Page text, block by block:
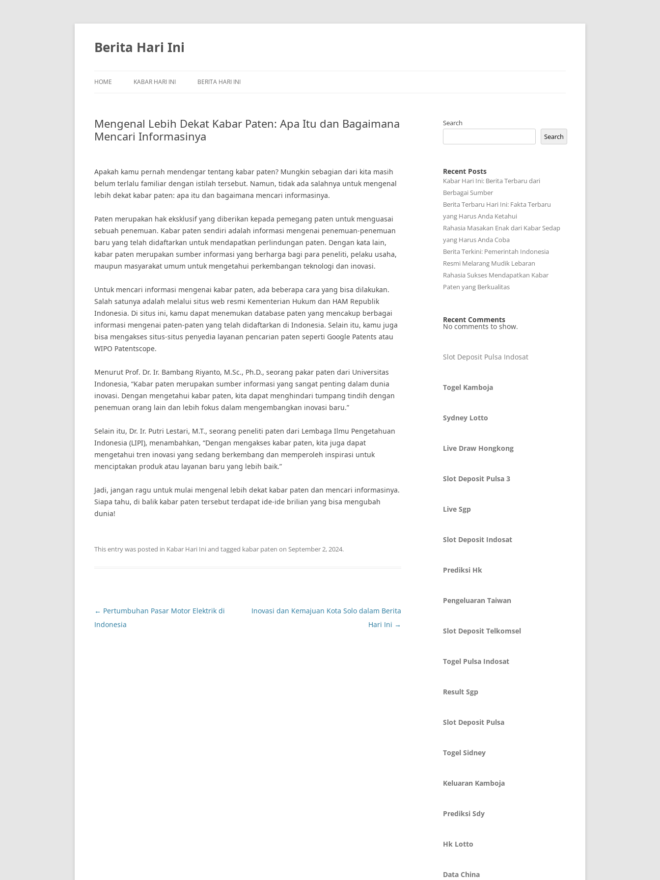
Skip
content
Berita Hari Ini
HOME KABAR HARI INI BERITA HARI INI
Mengenal Lebih Dekat Kabar Paten: Apa Itu dan Bagaimana
Mencari Informasinya
Apakah kamu pernah mendengar tentang kabar paten? Mungkin sebagian dari kita masih
belum terlalu familiar dengan istilah tersebut. Namun, tidak ada salahnya untuk mengenal
lebih dekat kabar paten: apa itu dan bagaimana mencari informasinya.
Paten merupakan hak eksklusif yang diberikan kepada pemegang paten untuk menguasai
sebuah penemuan. Kabar paten sendiri adalah informasi mengenai penemuan-penemuan
baru yang telah didaftarkan untuk mendapatkan perlindungan paten. Dengan kata lain,
kabar paten merupakan sumber informasi yang berharga bagi para peneliti, pelaku usaha,
maupun masyarakat umum untuk mengetahui perkembangan teknologi dan inovasi.
Untuk mencari informasi mengenai kabar paten, ada beberapa cara yang bisa dilakukan.
Salah satunya adalah melalui situs web resmi Kementerian Hukum dan HAM Republik
Indonesia. Di situs ini, kamu dapat menemukan database paten yang mencakup berbagai
informasi mengenai paten-paten yang telah didaftarkan di Indonesia. Selain itu, kamu juga
bisa mengakses situs-situs penyedia layanan pencarian paten seperti Google Patents atau
WIPO Patentscope.
Menurut Prof. Dr. Ir. Bambang Riyanto, M.Sc., Ph.D., seorang pakar paten dari Universitas
Indonesia, “Kabar paten merupakan sumber informasi yang sangat penting dalam dunia
inovasi. Dengan mengetahui kabar paten, kita dapat menghindari tumpang tindih dengan
penemuan orang lain dan lebih fokus dalam mengembangkan inovasi baru.”
Selain itu, Dr. Ir. Putri Lestari, M.T., seorang peneliti paten dari Lembaga Ilmu Pengetahuan
Indonesia (LIPI), menambahkan, “Dengan mengakses kabar paten, kita juga dapat
mengetahui tren inovasi yang sedang berkembang dan memperoleh inspirasi untuk
menciptakan produk atau layanan baru yang lebih baik.”
Jadi, jangan ragu untuk mulai mengenal lebih dekat kabar paten dan mencari informasinya.
Siapa tahu, di balik kabar paten tersebut terdapat ide-ide brilian yang bisa mengubah
dunia!
This entry was posted in Kabar Hari Iniand tagged kabar paten on September 2, 2024.
Post
navigation
← Pertumbuhan Pasar Motor Elektrik di
Indonesia
Inovasi dan Kemajuan Kota Solo dalam Berita
Hari Ini →
Search
Search
Recent Posts
Kabar Hari Ini: Berita Terbaru dari
Berbagai Sumber
Berita Terbaru Hari Ini: Fakta Terbaru
yang Harus Anda Ketahui
Rahasia Masakan Enak dari Kabar Sedap
yang Harus Anda Coba
Berita Terkini: Pemerintah Indonesia
Resmi Melarang Mudik Lebaran
Rahasia Sukses Mendapatkan Kabar
Paten yang Berkualitas
Recent Comments
No comments to show.
Slot Deposit Pulsa Indosat
Togel Kamboja
Sydney Lotto
Live Draw Hongkong
Slot Deposit Pulsa 3
Live Sgp
Slot Deposit Indosat
Prediksi Hk
Pengeluaran Taiwan
Slot Deposit Telkomsel
Togel Pulsa Indosat
Result Sgp
Slot Deposit Pulsa
Togel Sidney
Keluaran Kamboja
Prediksi Sdy
Hk Lotto
Data China